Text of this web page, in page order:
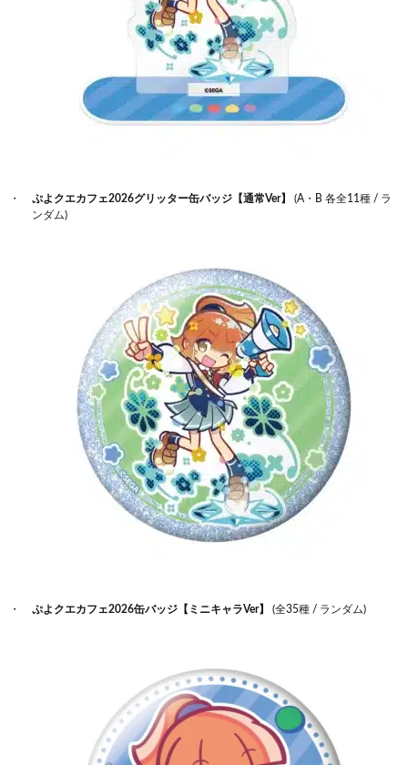
ぷよクエカフェ2026グリッター缶バッジ【通常Ver】
(A・B 各全11種 / ラ
ンダム)
ぷよクエカフェ2026缶バッジ【ミニキャラVer】 (全35種 / ランダム)